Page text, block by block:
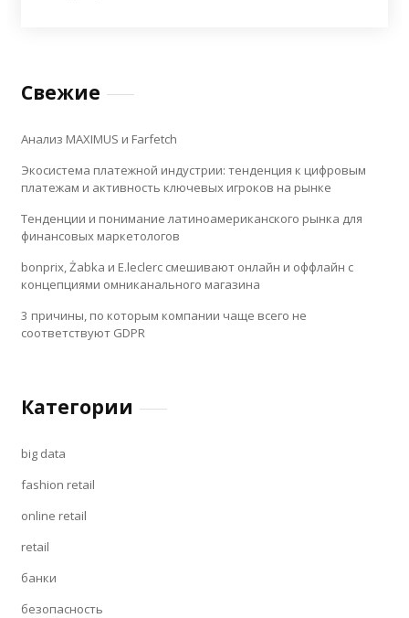
Свежие
Анализ MAXIMUS и Farfetch
Экосистема платежной индустрии: тенденция к цифровым
платежам и активность ключевых игроков на рынке
Тенденции и понимание латиноамериканского рынка для
финансовых маркетологов
bonprix, Żabka и E.leclerc смешивают онлайн и оффлайн с
концепциями омниканального магазина
3 причины, по которым компании чаще всего не
соответствуют GDPR
Категории
big data
fashion retail
online retail
retail
банки
безопасность